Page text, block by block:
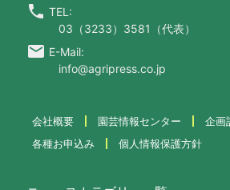
call TEL:
03（3233）3581（代表）
email E-Mail:
info@agripress.co.jp
会社概要 園芸情報センター
企画
各種お申込み
個人情報保護方針